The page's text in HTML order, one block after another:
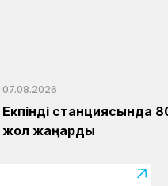
07.08.2026
Екпінді станциясында
жол жаңарды